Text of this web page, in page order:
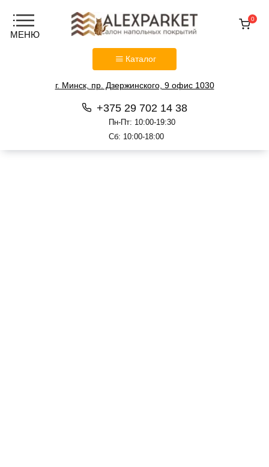
Каталог
г. Минск, пр. Дзержинского, 9 офис 1030
+375 29 702 14 38
Пн-Пт: 10:00-19:30
Сб: 10:00-18:00
0